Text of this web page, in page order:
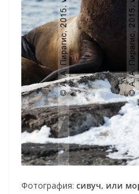
Фотография: сивуч, или